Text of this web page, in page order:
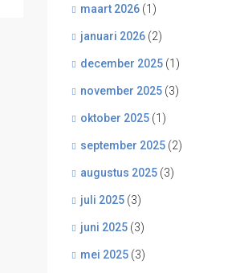
maart 2026 (1)
januari 2026 (2)
december 2025 (1)
november 2025 (3)
oktober 2025 (1)
september 2025 (2)
augustus 2025 (3)
juli 2025 (3)
juni 2025 (3)
mei 2025 (3)